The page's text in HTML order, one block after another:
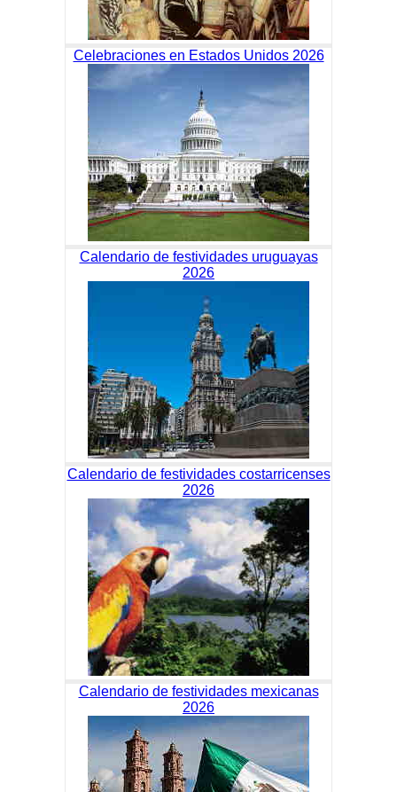
Celebraciones en Estados Unidos 2026
Calendario de festividades uruguayas
2026
Calendario de festividades costarricenses
2026
Calendario de festividades mexicanas
2026